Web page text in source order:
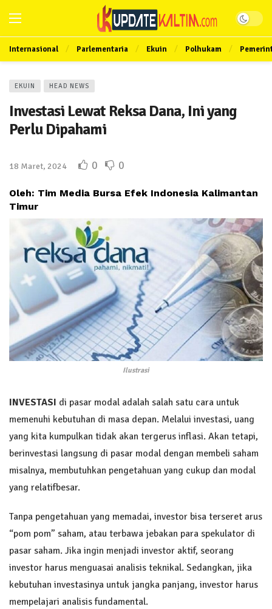
Internasional Parlementaria Ekuin Polhukam
EKUIN HEAD NEWS
Investasi Lewat Reksa Dana, Ini yang
Perlu Dipahami
18 Maret, 2024 0 0
Oleh: Tim Media Bursa Efek Indonesia Kalimantan
Timur
Ilustrasi
INVESTASI di pasar modal adalah salah satu cara untuk
memenuhi kebutuhan di masa depan. Melalui investasi, uang
yang kita kumpulkan tidak akan tergerus inflasi. Akan tetapi,
berinvestasi langsung di pasar modal dengan membeli saham
misalnya, membutuhkan pengetahuan yang cukup dan modal
yang relatifbesar.
Tanpa pengetahuan yang memadai, investor bisa terseret arus
“pom pom” saham, atau terbawa jebakan para spekulator di
pasar saham. Jika ingin menjadi investor aktif, seorang
investor harus menguasai analisis teknikal. Sedangkan, jika
kebutuhan investasinya untuk jangka panjang, investor harus
mempelajari analisis fundamental.